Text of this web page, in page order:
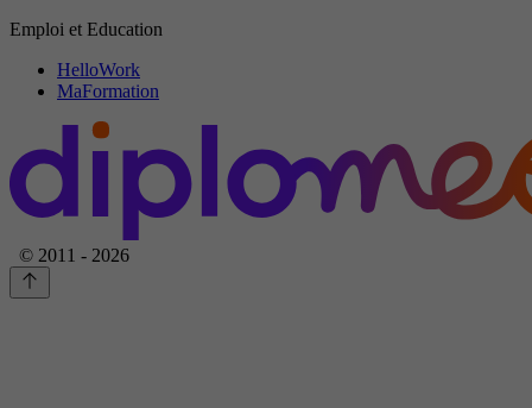
Emploi et Education
HelloWork
MaFormation
© 2011 - 2026